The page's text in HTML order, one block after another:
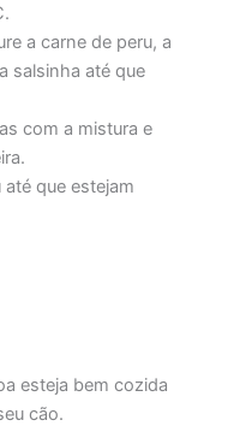
a carne de peru, a
salsinha até que
com a mistura e
que estejam
esteja bem cozida
cão.